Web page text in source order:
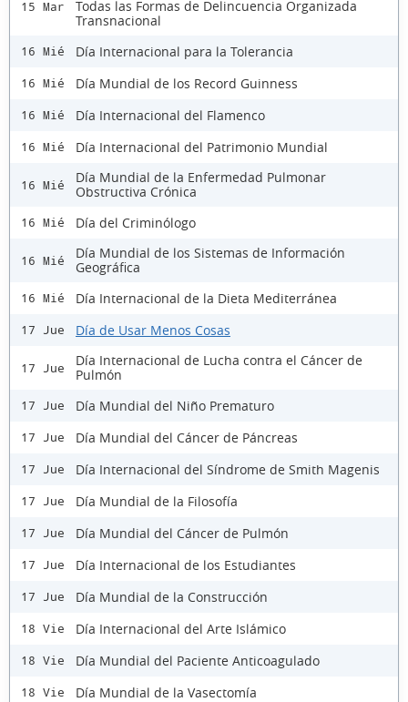
15 Mar
Todas las Formas de Delincuencia Organizada
Transnacional
16 Mié Día Internacional para la Tolerancia
16 Mié Día Mundial de los Record Guinness
16 Mié Día Internacional del Flamenco
16 Mié Día Internacional del Patrimonio Mundial
16 Mié
Día Mundial de la Enfermedad Pulmonar
Obstructiva Crónica
16 Mié Día del Criminólogo
16 Mié
Día Mundial de los Sistemas de Información
Geográfica
16 Mié Día Internacional de la Dieta Mediterránea
17 Jue Día de Usar Menos Cosas
17 Jue
Día Internacional de Lucha contra el Cáncer de
Pulmón
17 Jue Día Mundial del Niño Prematuro
17 Jue Día Mundial del Cáncer de Páncreas
17 Jue Día Internacional del Síndrome de Smith Magenis
17 Jue Día Mundial de la Filosofía
17 Jue Día Mundial del Cáncer de Pulmón
17 Jue Día Internacional de los Estudiantes
17 Jue Día Mundial de la Construcción
18 Vie Día Internacional del Arte Islámico
18 Vie Día Mundial del Paciente Anticoagulado
18 Vie Día Mundial de la Vasectomía